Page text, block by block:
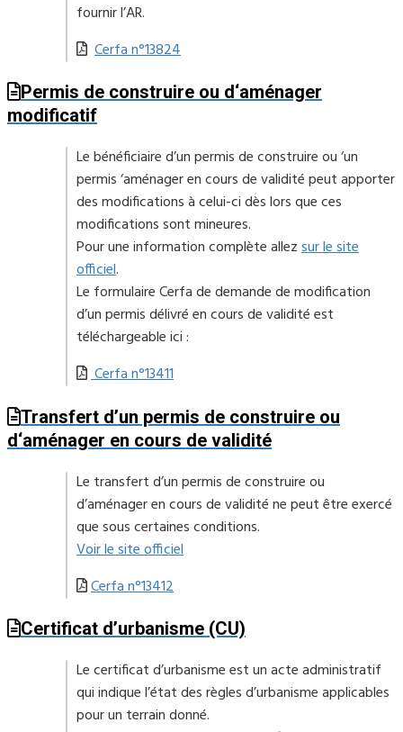
fournir l’AR.
Cerfa n°13824
Permis de construire ou d‘aménager
modificatif
Le bénéficiaire d’un permis de construire ou ‘un
permis ‘aménager en cours de validité peut apporter
des modifications à celui-ci dès lors que ces
modifications sont mineures.
Pour une information complète allezsur le site
officiel.
Le formulaire Cerfa de demande de modification
d’un permis délivré en cours de validité est
téléchargeable ici :
Cerfa n°13411
Transfert d’un permis de construire ou
d‘aménager en cours de validité
Le transfert d’un permis de construire ou
d’aménager en cours de validité ne peut être exercé
que sous certaines conditions.
Voir le site officiel
Cerfa n°13412
Certificat d’urbanisme (CU)
Le certificat d’urbanisme est un acte administratif
qui indique l’état des règles d’urbanisme applicables
pour un terrain donné.